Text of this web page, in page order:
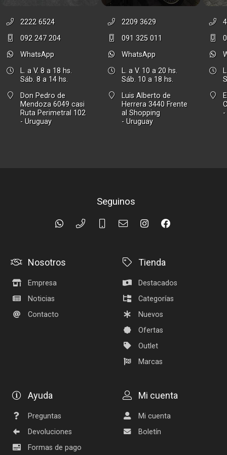
2222 6524
092 247 204
WhatsApp
L. a V. 8 a 18 hs.
Sáb. 8 a 14 hs.
Don Pedro de
Mendoza 6049 casi
Ruta Perimetral 102
- Uruguay
2209 3629
091 325 011
WhatsApp
L. a V. 10 a 20 hs.
Sáb. 10 a 18 hs.
Luis Alberto de
Herrera 3440 Frente
al Shopping
- Uruguay
Seguinos
Nosotros
Empresa
Noticias
Contacto
Tienda
Destacados
Categorías
Nuevos
Ofertas
Outlet
Marcas
Ayuda
Preguntas
Devoluciones
Formas de pago
Mi cuenta
Mi cuenta
Boletín